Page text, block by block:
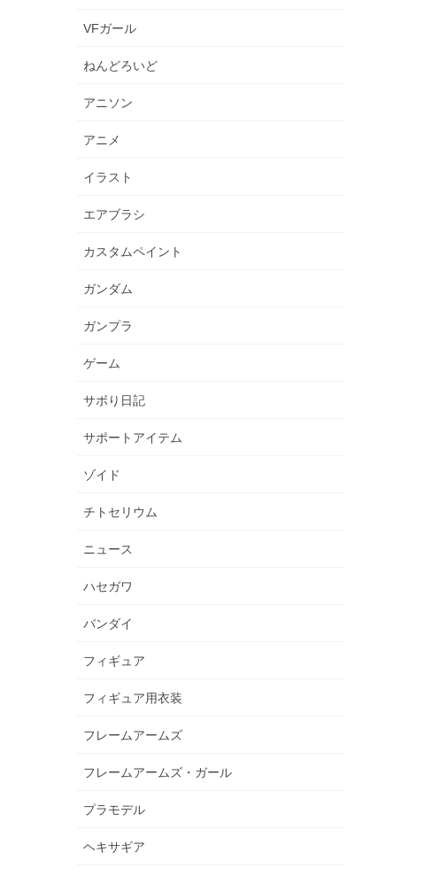
VFガール
ねんどろいど
アニソン
アニメ
イラスト
エアブラシ
カスタムペイント
ガンダム
ガンプラ
ゲーム
サボり日記
サポートアイテム
ゾイド
チトセリウム
ニュース
ハセガワ
バンダイ
フィギュア
フィギュア用衣装
フレームアームズ
フレームアームズ・ガール
プラモデル
ヘキサギア